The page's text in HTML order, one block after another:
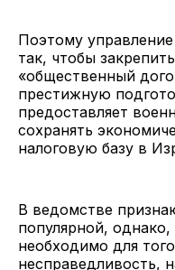
Поэтому
так, чтобы
«общественный
престижную
предоставляет
сохранять
налоговую базу в
В ведомстве
популярной,
необходимо для
несправедливость,